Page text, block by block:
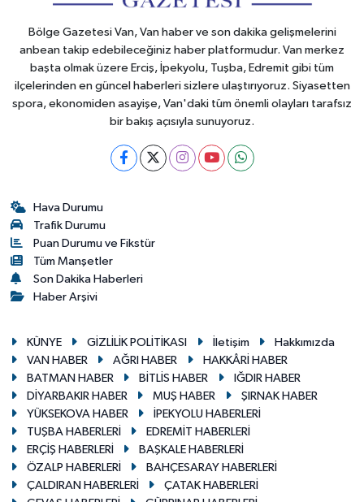
Bölge Gazetesi Van, Van haber ve son dakika gelişmelerini
anbean takip edebileceğiniz haber platformudur. Van merkez
başta olmak üzere Erciş, İpekyolu, Tuşba, Edremit gibi tüm
ilçelerinden en güncel haberleri sizlere ulaştırıyoruz. Siyasetten
spora, ekonomiden asayişe, Van'daki tüm önemli olayları tarafsız
bir bakış açısıyla sunuyoruz.
Hava Durumu
Trafik Durumu
Puan Durumu ve Fikstür
Tüm Manşetler
Son Dakika Haberleri
Haber Arşivi
KÜNYE GİZLİLİK POLİTİKASI İletişim
Hakkımızda
VAN HABER
AĞRI HABER
HAKKÂRİ HABER
BATMAN HABER
BİTLİS HABER
IĞDIR HABER
DİYARBAKIR HABER
MUŞ HABER
ŞIRNAK HABER
YÜKSEKOVA HABER
İPEKYOLU HABERLERİ
TUŞBA HABERLERİ
EDREMİT HABERLERİ
ERÇİŞ HABERLERİ
BAŞKALE HABERLERİ
ÖZALP HABERLERİ
BAHÇESARAY HABERLERİ
ÇALDIRAN HABERLERİ
ÇATAK HABERLERİ